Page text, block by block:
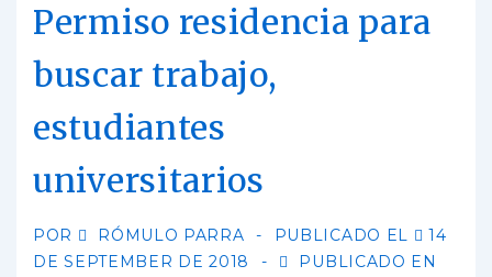
Permiso residencia para
buscar trabajo,
estudiantes
universitarios
POR RÓMULO PARRA PUBLICADO EL
14
DE SEPTEMBER DE 2018
PUBLICADO EN